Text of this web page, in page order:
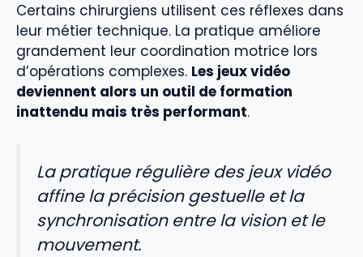
Certains chirurgiens utilisent ces réflexes dans
leur métier technique. La pratique améliore
grandement leur coordination motrice lors
d’opérations complexes. Les jeux vidéo
deviennent alors un outil de formation
inattendu mais très performant.
La pratique régulière des jeux vidéo
affine la précision gestuelle et la
synchronisation entre la vision et le
mouvement.